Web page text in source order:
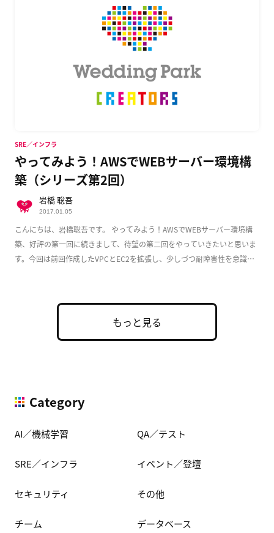
やってみよう！AWSでWEBサーバー環境構
築（シリーズ第2回）
こんにちは、岩橋聡吾です。 やってみよう！AWSでWEBサーバー環境構
築、好評の第一回に続きまして、待望の第二回をやっていきたいと思いま
す。今回は前回作成したVPCとEC2を拡張し、少しづつ耐障害性を意識し
SRE／インフラ
岩橋 聡吾
2017.01.05
もっと見る
Category
AI／機械学習 QA／テスト
SRE／インフラ イベント／登壇
セキュリティ その他
チーム データベース